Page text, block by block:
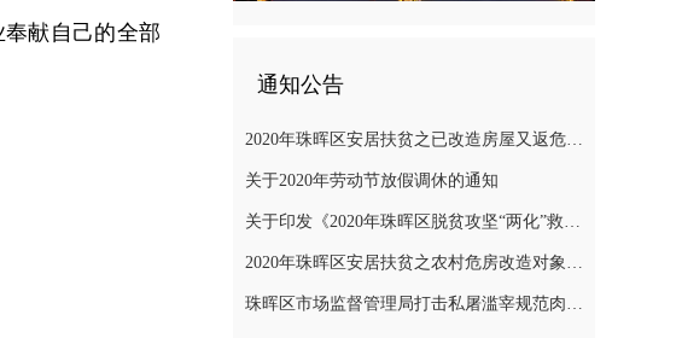
献自己的全部
通知公告
2020年珠晖区安居扶贫之已改造房屋又返危需改造对象公示
关于2020年劳动节放假调休的通知
关于印发《2020年珠晖区脱贫攻坚“两化”救助帮扶实施方案》的通知
2020年珠晖区安居扶贫之农村危房改造对象公示
珠晖区市场监督管理局打击私屠滥宰规范肉品市场秩序专项整治行动方案